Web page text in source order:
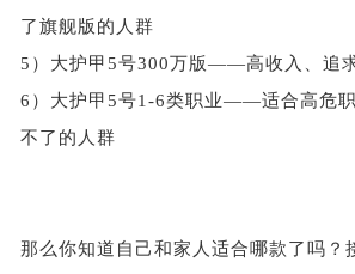
了旗舰版的人群
5）大护甲5号300万版——高收入、追
6）大护甲5号1-6类职业——适合高危
不了的人群
那么你知道自己和家人适合哪款了吗？